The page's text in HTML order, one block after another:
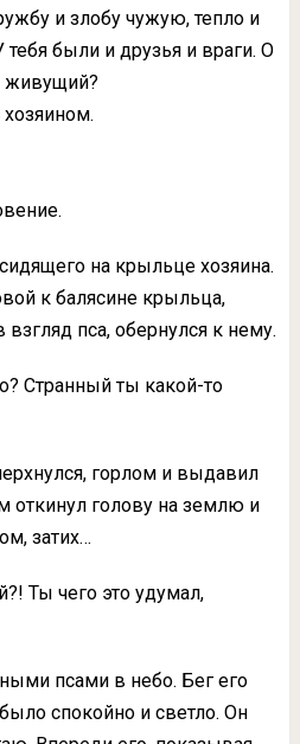
и злобу чужую, тепло и
тебя были и друзья и враги. О
живущий?
на крыльце хозяина.
к балясине крыльца,
пса, обернулся к нему.
Странный ты какой-то
горлом и выдавил
откинул голову на землю и
затих…
Ты чего это удумал,
псами в небо. Бег его
спокойно и светло. Он